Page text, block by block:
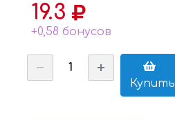
19.3
+0,58 бонусов
Купить